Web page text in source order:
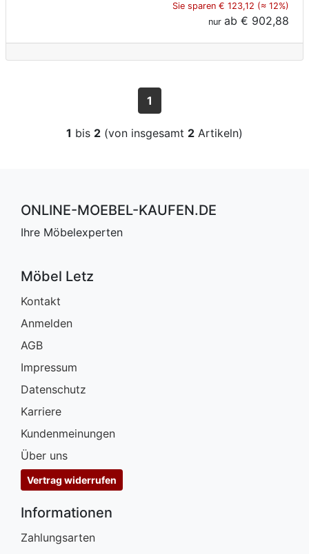
Sie sparen € 123,12 (≈ 12%)
nur ab € 902,88
1
1 bis 2 (von insgesamt 2 Artikeln)
ONLINE-MOEBEL-KAUFEN.DE
Ihre Möbelexperten
Möbel Letz
Kontakt
Anmelden
AGB
Impressum
Datenschutz
Karriere
Kundenmeinungen
Über uns
Vertrag widerrufen
Informationen
Zahlungsarten